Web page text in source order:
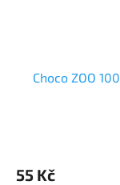
Choco ZOO
55 Kč